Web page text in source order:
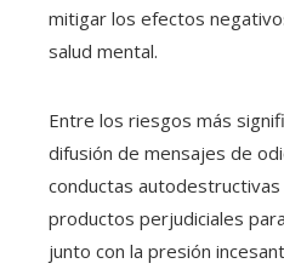
mitigar los efectos
salud mental.
Entre los riesgos más
difusión de mensajes de
conductas
productos perjudiciales
junto con la presión